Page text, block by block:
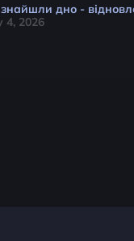
дно -
4, 2026